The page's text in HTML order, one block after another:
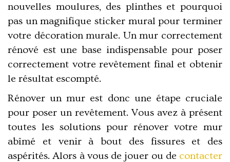
nouvelles moulures, des plinthes et pourquoi
pas un magnifique sticker mural pour terminer
votre décoration murale. Un mur correctement
rénové est une base indispensable pour poser
correctement votre revêtement final et obtenir
le résultat escompté.
Rénover un mur est donc une étape cruciale
pour poser un revêtement. Vous avez à présent
toutes les solutions pour rénover votre mur
abîmé et venir à bout des fissures et des
aspérités. Alors à vous de jouer ou de contacter